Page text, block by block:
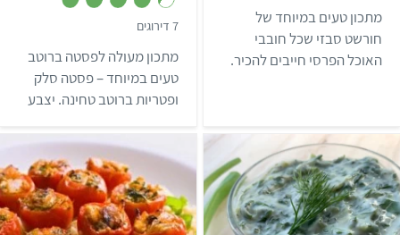
.
3
מ
ת
ו
מתכון טעים במיוחד של
חורשט סבזי שכל חובבי
האוכל הפרסי חייבים להכיר.
7 דירוגים
.
3
מ
ת
ו
מתכון מעולה לפסטה ברוטב
טעים במיוחד – פסטה סלק
ופטריות ברוטב טחינה. יצבע
ואת הפה בטעם מדהים!